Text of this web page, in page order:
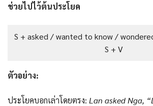
ช่วยไปไว้ต้นประโยค
S + asked / wanted to know /
S + V
ตัวอย่าง:
ประโยคบอกเล่าโดยตรง: Lan asked Nga,